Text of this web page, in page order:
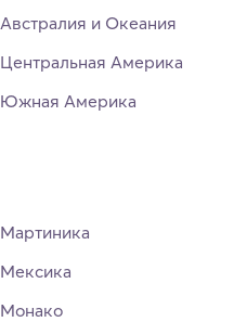
Австралия и Океания
Центральная Америка
Южная Америка
Мартиника
Мексика
Монако